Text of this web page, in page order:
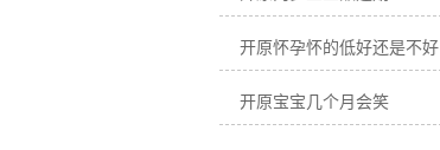
开原怀孕怀的低好还是不好
开原宝宝几个月会笑